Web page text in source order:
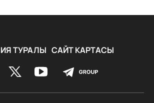
ТУРАЛЫ САЙТ КАРТАСЫ